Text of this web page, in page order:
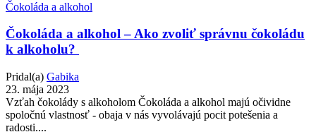
Čokoláda a alkohol
Čokoláda a alkohol – Ako zvoliť správnu čokoládu
k alkoholu?
Pridal(a) Gabika
23. mája 2023
Vzťah čokolády s alkoholom Čokoláda a alkohol majú očividne
spoločnú vlastnosť - obaja v nás vyvolávajú pocit potešenia a
radosti....